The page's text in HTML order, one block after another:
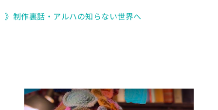
》制作裏話・アルハの知らない世界へ